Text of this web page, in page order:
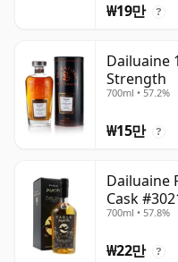
₩19만 ?
Dailuaine
Strength
700ml • 57.2%
₩15만 ?
Dailuaine
Cask
700ml • 57.8%
₩22만 ?